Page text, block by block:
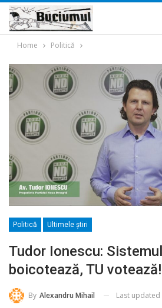
Home Politică
Politică Ultimele ştiri
Tudor Ionescu:
boicotează, TU votează!
By Alexandru Mihail Last updated